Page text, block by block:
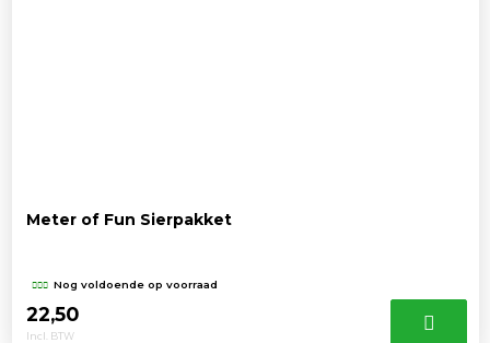
Meter of Fun Sierpakket
Nog voldoende op voorraad
22,50
Incl. BTW